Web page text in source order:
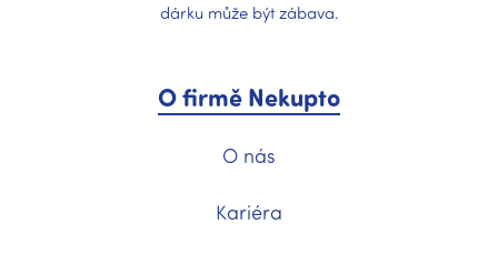
dárku může být zábava.
O firmě Nekupto
O nás
Kariéra